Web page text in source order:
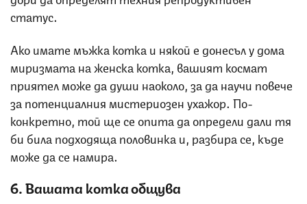
статус.
Ако имате мъжка котка и някой е донесъл у дома
миризмата на женска котка, вашият космат
приятел може да души наоколо, за да научи повече
за потенциалния мистериозен ухажор. По-
конкретно, той ще се опита да определи дали тя
би била подходяща половинка и, разбира се, къде
може да се намира.
6. Вашата котка общува